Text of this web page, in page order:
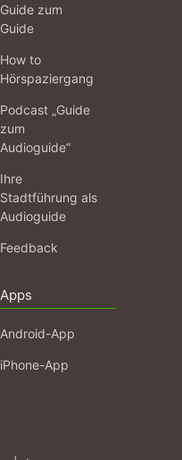
Guide zum
Guide
How to
Hörspaziergang
Podcast „Guide
zum
Audioguide“
Ihre
Stadtführung als
Audioguide
Feedback
Apps
Android-App
iPhone-App